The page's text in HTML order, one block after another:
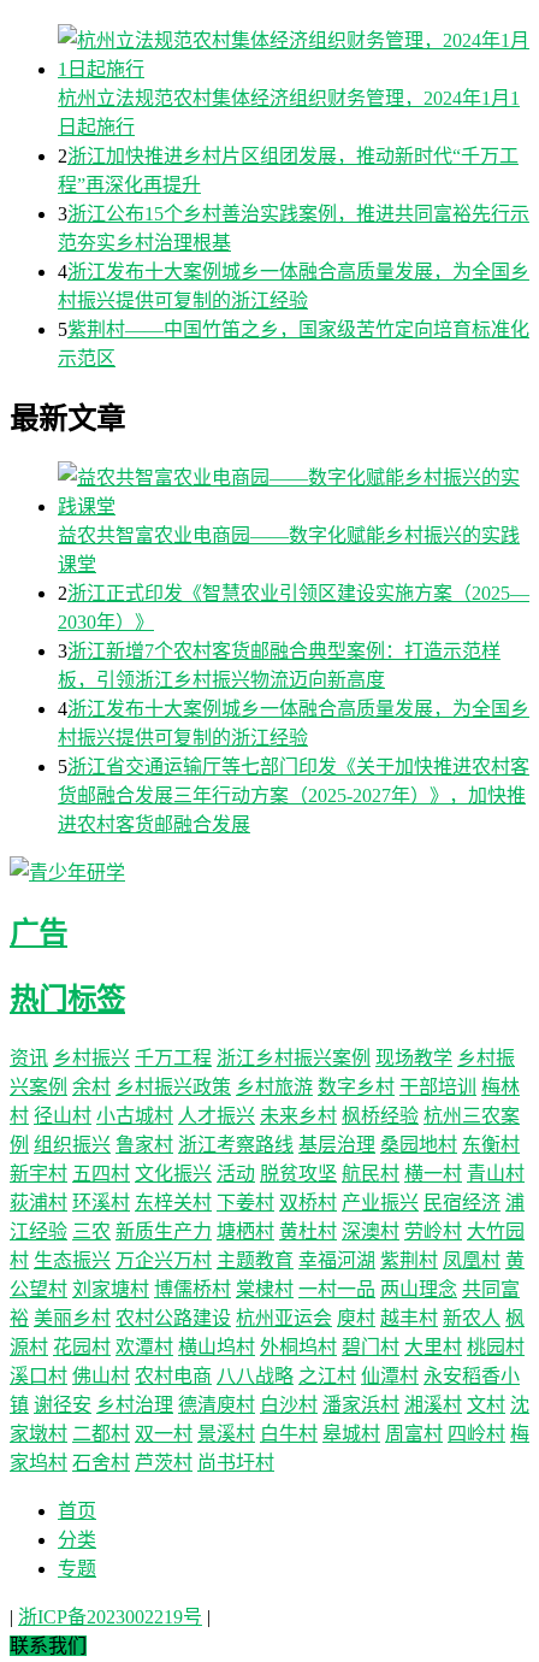
杭州立法规范农村集体经济组织财务管理，2024年1月1
日起施行
2浙江加快推进乡村片区组团发展，推动新时代“千万工
程”再深化再提升
3浙江公布15个乡村善治实践案例，推进共同富裕先行示
范夯实乡村治理根基
4浙江发布十大案例城乡一体融合高质量发展，为全国乡
村振兴提供可复制的浙江经验
5紫荆村——中国竹笛之乡，国家级苦竹定向培育标准化
示范区
最新文章
益农共智富农业电商园——数字化赋能乡村振兴的实践
课堂
2浙江正式印发《智慧农业引领区建设实施方案（2025—
2030年）》
3浙江新增7个农村客货邮融合典型案例：打造示范样
板，引领浙江乡村振兴物流迈向新高度
4浙江发布十大案例城乡一体融合高质量发展，为全国乡
村振兴提供可复制的浙江经验
5浙江省交通运输厅等七部门印发《关于加快推进农村客
货邮融合发展三年行动方案（2025-2027年）》，加快推
进农村客货邮融合发展
广告
热门标签
资讯 乡村振兴 千万工程 浙江乡村振兴案例 现场教学 乡村振
兴案例 余村 乡村振兴政策 乡村旅游 数字乡村 干部培训
梅林
村 径山村 小古城村 人才振兴 未来乡村 枫桥经验 杭州三农案
例 组织振兴 鲁家村 浙江考察路线 基层治理 桑园地村 东衡村
新宇村 五四村 文化振兴 活动 脱贫攻坚 航民村 横一村 青山村
荻浦村 环溪村 东梓关村 下姜村 双桥村 产业振兴 民宿经济 浦
江经验 三农 新质生产力 塘栖村 黄杜村 深澳村 劳岭村 大竹园
村 生态振兴 万企兴万村 主题教育 幸福河湖 紫荆村 凤凰村 黄
公望村 刘家塘村 博儒桥村 棠棣村 一村一品 两山理念 共同富
裕 美丽乡村 农村公路建设 杭州亚运会 庾村 越丰村 新农人 枫
源村 花园村 欢潭村 横山坞村 外桐坞村 碧门村 大里村 桃园村
溪口村 佛山村 农村电商 八八战略 之江村 仙潭村 永安稻香小
镇 谢径安 乡村治理 德清庾村 白沙村 潘家浜村 湘溪村 文村 沈
家墩村 二都村 双一村 景溪村 白牛村 皋城村 周富村 四岭村 梅
家坞村 石舍村 芦茨村 尚书圩村
首页
分类
专题
| 浙ICP备2023002219号 |
联系我们